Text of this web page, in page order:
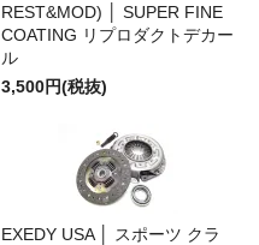
REST&MOD) │ SUPER FINE
COATING リプロダクトデカー
ル
3,500円(税抜)
EXEDY USA │ スポーツ クラ